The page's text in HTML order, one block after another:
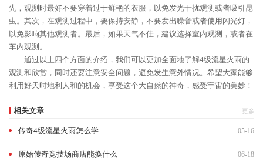
先，观测时最好不要穿着过于鲜艳的衣服，以免发光干扰观测或者吸引昆
虫。其次，在观测过程中，要保持安静，不要发出噪音或者使用闪光灯，
以免影响其他观测者。最后，如果天气不佳，建议选择室内观测，或者在
车内观测。
通过以上四个方面的介绍，我们可以更加全面地了解4级流星火雨的
观测和欣赏，同时还要注意安全问题，避免发生意外情况。希望大家能够
利用好天时地利人和的机会，享受这个大自然的神奇，感受宇宙的美妙！
相关文章 更多
传奇4级流星火雨怎么学 05-16
原始传奇竞技场商店能换什么 06-18